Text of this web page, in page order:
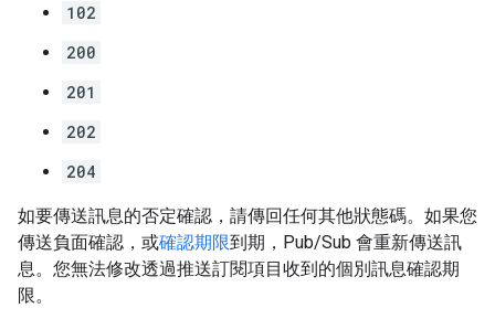
102
200
201
202
204
如要傳送訊息的否定確認，請傳回任何其他狀態碼。如果您
傳送負面確認，或確認期限到期，Pub/Sub 會重新傳送訊
息。您無法修改透過推送訂閱項目收到的個別訊息確認期
限。